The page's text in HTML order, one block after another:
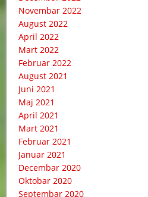
Novembar 2022
August 2022
April 2022
Mart 2022
Februar 2022
August 2021
Juni 2021
Maj 2021
April 2021
Mart 2021
Februar 2021
Januar 2021
Decembar 2020
Oktobar 2020
Septembar 2020